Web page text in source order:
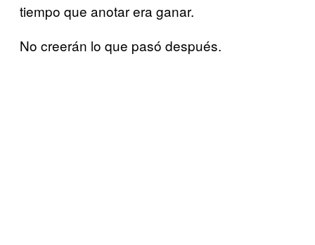
tiempo que anotar era ganar.
No creerán lo que pasó después.